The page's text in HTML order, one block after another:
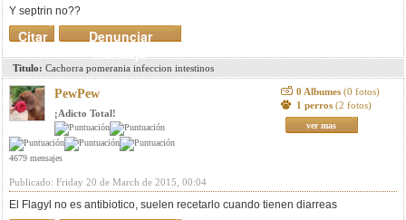
Y septrin no??
Denunciar
mensaje
Citar
Titulo: Cachorra pomerania infeccion intestinos
PewPew
¡Adicto Total!
4679 mensajes
0 Albumes (0 fotos)
1 perros (2 fotos)
ver mas
Publicado: Friday 20 de March de 2015, 00:04
El Flagyl no es antibiotico, suelen recetarlo cuando tienen diarreas